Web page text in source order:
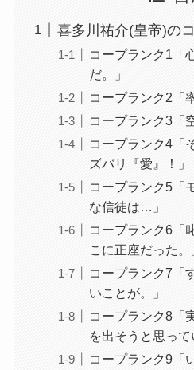
喜多川祐介(皇帝)の
コープランク1「
だ。」
コープランク2「
コープランク3「
コープランク4「
ズバリ『愛』！」
コープランク5「
な信徒は…」
コープランク6「
こに正座だった。
コープランク7「
いことが。」
コープランク8「
を出そうと思って
コープランク9「